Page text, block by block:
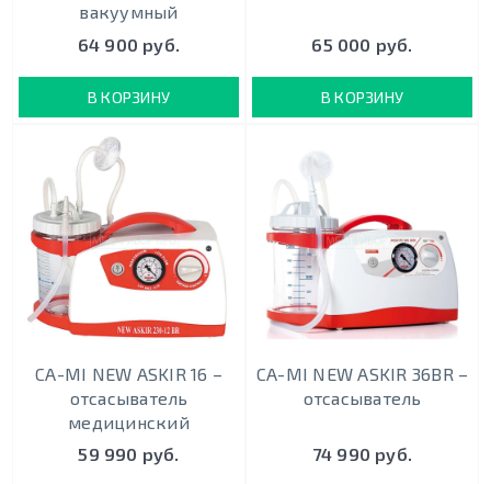
вакуумный
64 900 руб.
В КОРЗИНУ
65 000 руб.
В КОРЗИНУ
CA-MI NEW ASKIR 16 –
отсасыватель
медицинский
59 990 руб.
CA-MI NEW ASKIR 36BR –
отсасыватель
74 990 руб.